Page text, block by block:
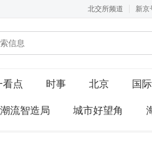
北交所频道 新京
看点 时事 北京 国际
潮流智造局 城市好望角